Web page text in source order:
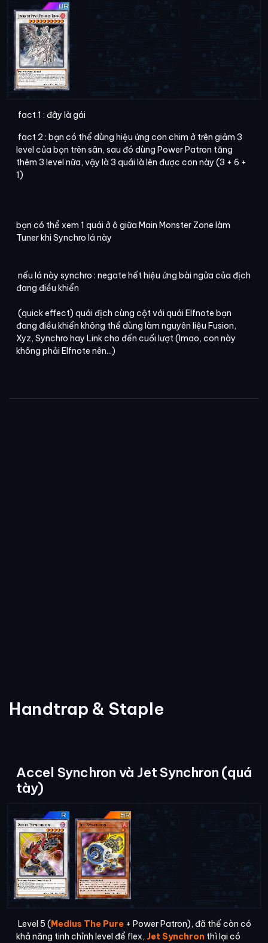
fact 1 : đây là gái
fact 2 : bạn có thể dùng hiệu ứng con chim ở trên giảm 3
level của bọn trên sân, sau đó dùng Power Patron tăng
thêm 3 level nữa, vậy là 3 quái là lên được con này (3 + 6 +
1)
bạn có thể xem 1 quái ở ô giữa Main Monster Zone làm
Tuner khi Synchro lá này
nếu lá này synchro : negate hết hiệu ứng bài ngửa của địch
đang điều khiển
(quick effect) quái địch cùng cột với quái Elfnote bạn
đang điều khiển không thể dùng làm nguyên liệu Fusion,
Xyz, Synchro hay Link cho đến cuối lượt (lmao, con này
không phải Elfnote nên...)
Handtrap & Staple
Accel Synchron và Jet Synchron (quá
tày)
Level 5 (Medius The Pure + Power Patron), đã thế còn có
khả năng tinh chỉnh level để flex, Jet Synchron thì lại có